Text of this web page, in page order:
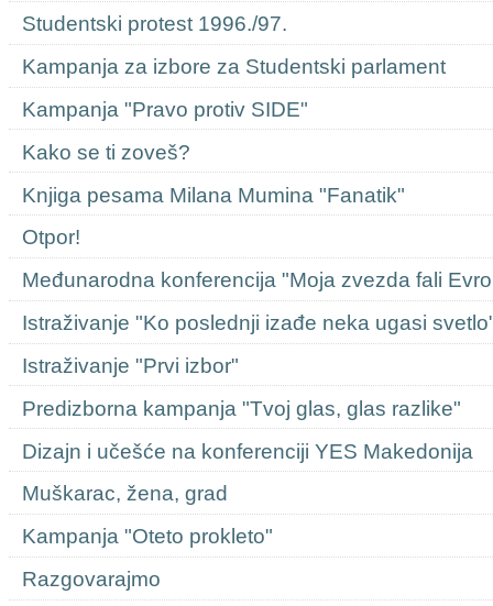
Studentski protest 1996./97.
Kampanja za izbore za Studentski parlament
Kampanja "Pravo protiv SIDE"
Kako se ti zoveš?
Knjiga pesama Milana Mumina "Fanatik"
Otpor!
Međunarodna konferencija "Moja zvezda fali
Istraživanje "Ko poslednji izađe neka ugasi
Istraživanje "Prvi izbor"
Predizborna kampanja "Tvoj glas, glas razlike"
Dizajn i učešće na konferenciji YES Makedonija
Muškarac, žena, grad
Kampanja "Oteto prokleto"
Razgovarajmo